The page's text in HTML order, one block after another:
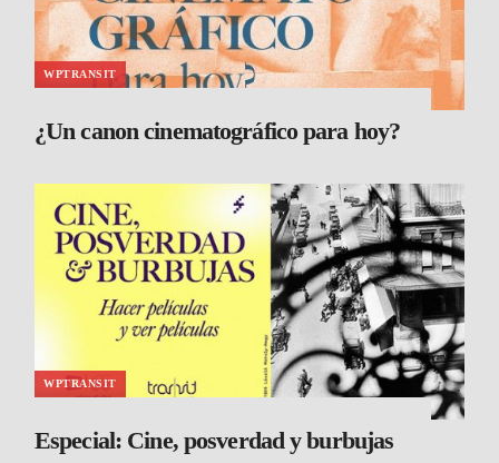
WPTRANSIT
¿Un canon cinematográfico para hoy?
WPTRANSIT
Especial: Cine, posverdad y burbujas